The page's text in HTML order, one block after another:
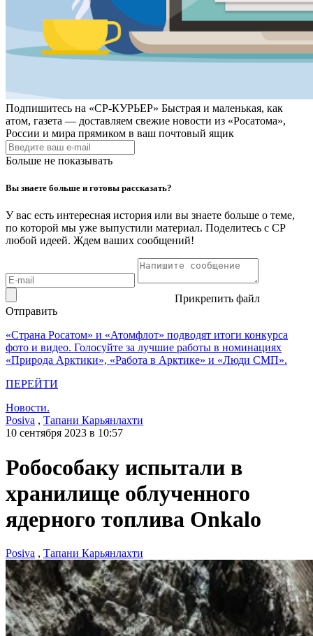
Подпишитесь на «СР-КУРЬЕР» Быстрая и маленькая, как
атом, газета — доставляем свежие новости из «Росатома»,
России и мира прямиком в ваш почтовый ящик
Больше не показывать
Вы знаете больше и готовы рассказать?
У вас есть интересная история или вы знаете больше о теме,
по которой мы уже выпустили материал. Поделитесь с СР
любой идеей. Ждем ваших сообщений!
Прикрепить файл
Отправить
«Страна Росатом» и «Атомфлот» подводят итоги конкурса
фото и видео. Голосуйте за лучшие работы в номинациях
«Природа Арктики», «Работа в Арктике» и «Люди СМП».
ПЕРЕЙТИ
Новости.
Posiva , Тапани Карьянлахти
10 сентября 2023 в 10:57
Робособаку испытали в
хранилище облученного
ядерного топлива Onkalo
Posiva , Тапани Карьянлахти